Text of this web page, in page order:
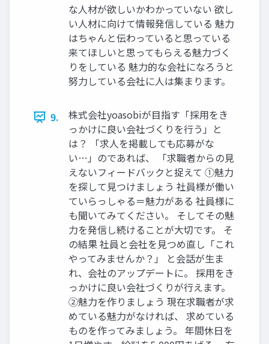
な⼈材が欲しいかわかっていない 欲し
い⼈材に向けて情報発信している 魅⼒
はちゃんと伝わっていると思っている
来てほしいと思ってもらえる魅⼒づく
りをしている 魅⼒的な会社になろうと
努⼒している会社に⼈は集まります。
9.
株式会社yoasobiが⽬指す「採⽤をき
っかけに良い会社づくりを⾏う」と
は？ 「求⼈を掲載しても応募がな
い…」のであれば、 「求職者からの⾒
えないフィードバックと捉えて ①魅⼒
を探して⾒つけましょう 社員様が働い
ていらっしゃる＝魅力がある 社員様に
も聞いてみてください。 そしてその魅
力を発信し続けることが大切です。 そ
の結果 社員と会社を⾒つめ直し「これ
やってみませんか？」 と会話が⽣ま
れ、会社のアップデートに。 採⽤をき
っかけに良い会社づくりが⾏えます。
②魅⼒を作りましょう 現在求職者が求
めている魅力がなければ、 求めている
ものを作ってみましょう。 年間休⽇を